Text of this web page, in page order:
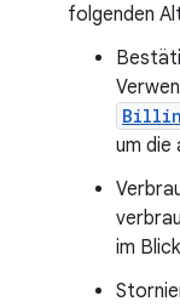
folgenden
um die
im